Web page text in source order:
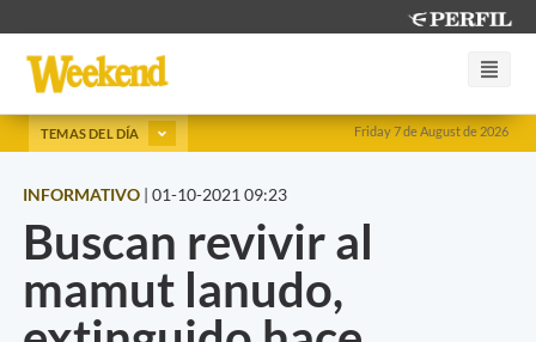
Friday 7 de August de 2026
TEMAS DEL DÍA
INFORMATIVO | 01-10-2021 09:23
Buscan revivir al
mamut lanudo,